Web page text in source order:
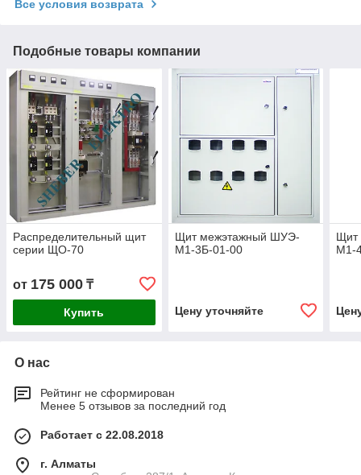
Все условия возврата
Подобные товары компании
Распределительный щит
серии ЩО-70
от 175 000 ₸
Купить
Щит межэтажный ШУЭ-
М1-3Б-01-00
Цену уточняйте
Щит
М1-
О нас
Рейтинг не сформирован
Менее 5 отзывов за последний год
Работает с 22.08.2018
г. Алматы